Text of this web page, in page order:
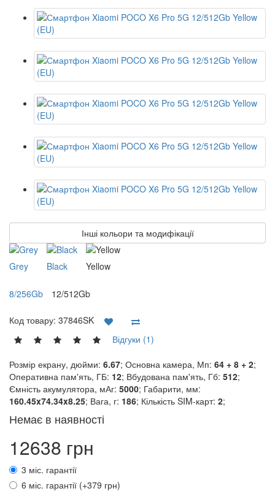
Інші кольори та модифікації
Grey Black Yellow
8/256Gb 12/512Gb
Код товару: 37846SK
Відгуки (1)
Розмір екрану, дюйми: 6.67; Основна камера, Мп: 64 + 8 + 2;
Оперативна пам'ять, ГБ: 12; Вбудована пам'ять, Гб: 512;
Ємність акумулятора, мАг: 5000; Габарити, мм:
160.45x74.34x8.25; Вага, г: 186; Кількість SIM-карт: 2;
Немає в наявності
12638 грн
3 міс. гарантії
6 міс. гарантії (+379 грн)